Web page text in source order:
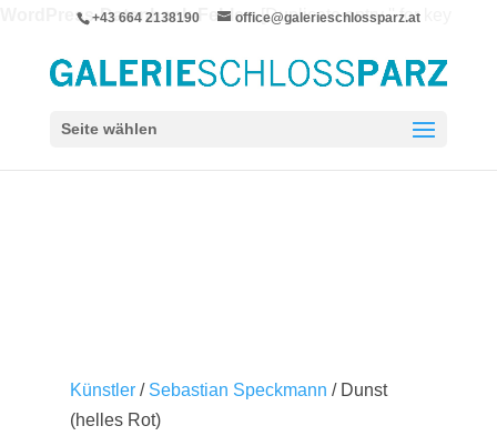
WordPress-Datenbank-Fehler:[Duplicate entry '' for key
ALTER TABLE `wpie_blc_links` ADD UNIQUE KEY
+43 664 2138190 office@galerieschlossparz.at
Seite wählen
Künstler/ Sebastian Speckmann / Dunst
(helles Rot)